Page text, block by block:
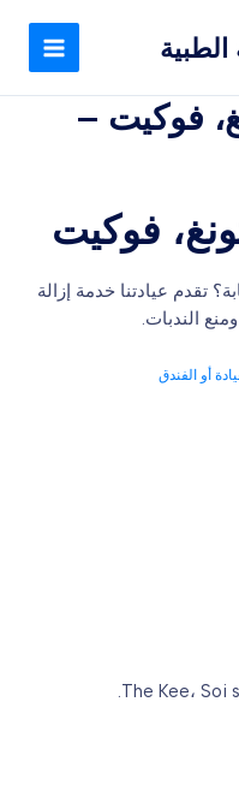
الطبية
MAIN
فوكيت –
فوكيت
تقدم عيادتنا خدمة إزالة
الندبات.
أو الفندق